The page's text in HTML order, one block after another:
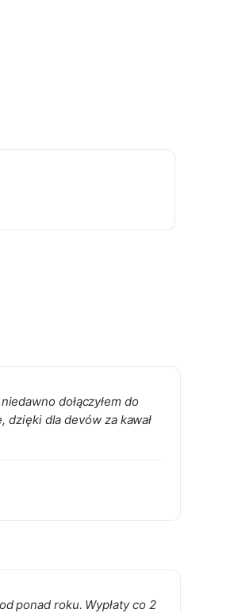
dołączyłem do
dzięki dla devów za kawał
ponad roku. Wypłaty co 2